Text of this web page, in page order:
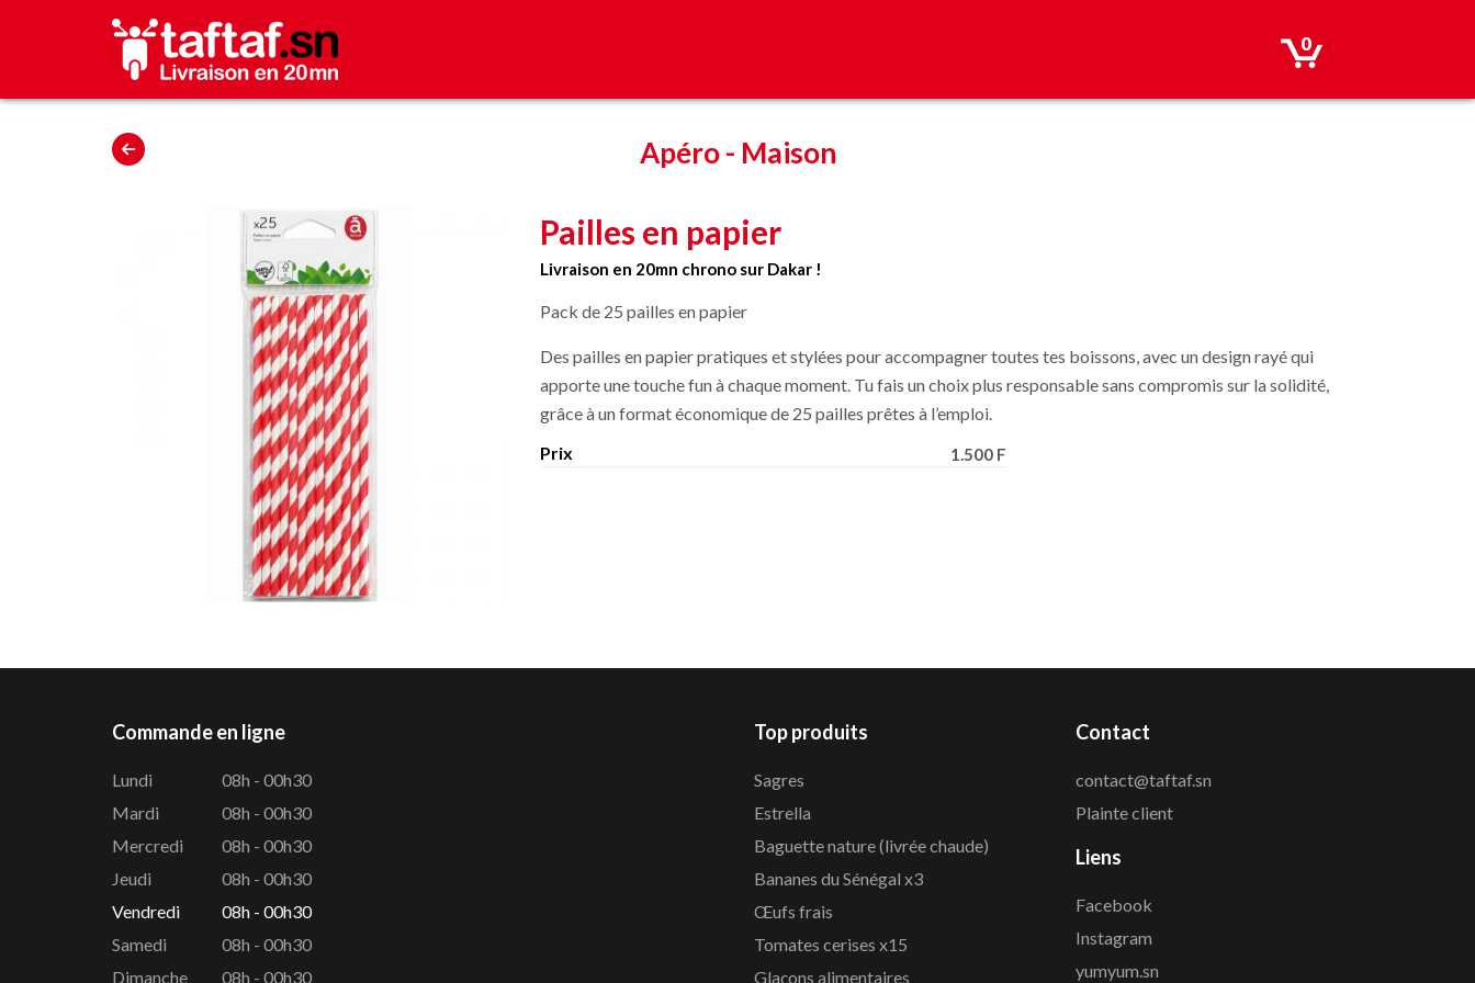
0
Apéro- Maison
Pailles en papier
Livraison en 20mn chrono sur Dakar !
Pack de 25 pailles en papier
Des pailles en papier pratiques et stylées pour accompagner toutes tes boissons, avec un design rayé qui
apporte une touche fun à chaque moment. Tu fais un choix plus responsable sans compromis sur la solidité,
grâce à un format économique de 25 pailles prêtes à l’emploi.
Prix
1.500 F
Commande en ligne
Lundi
08h - 00h30
Mardi
08h - 00h30
Mercredi
08h - 00h30
Jeudi
08h - 00h30
Vendredi
08h - 00h30
Samedi
08h - 00h30
Dimanche
08h - 00h30
Top produits
Sagres
Estrella
Baguette nature (livrée chaude)
Bananes du Sénégal x3
Œufs frais
Tomates cerises x15
Glaçons alimentaires
Contact
contact@taftaf.sn
Plainte client
Liens
Facebook
Instagram
yumyum.sn